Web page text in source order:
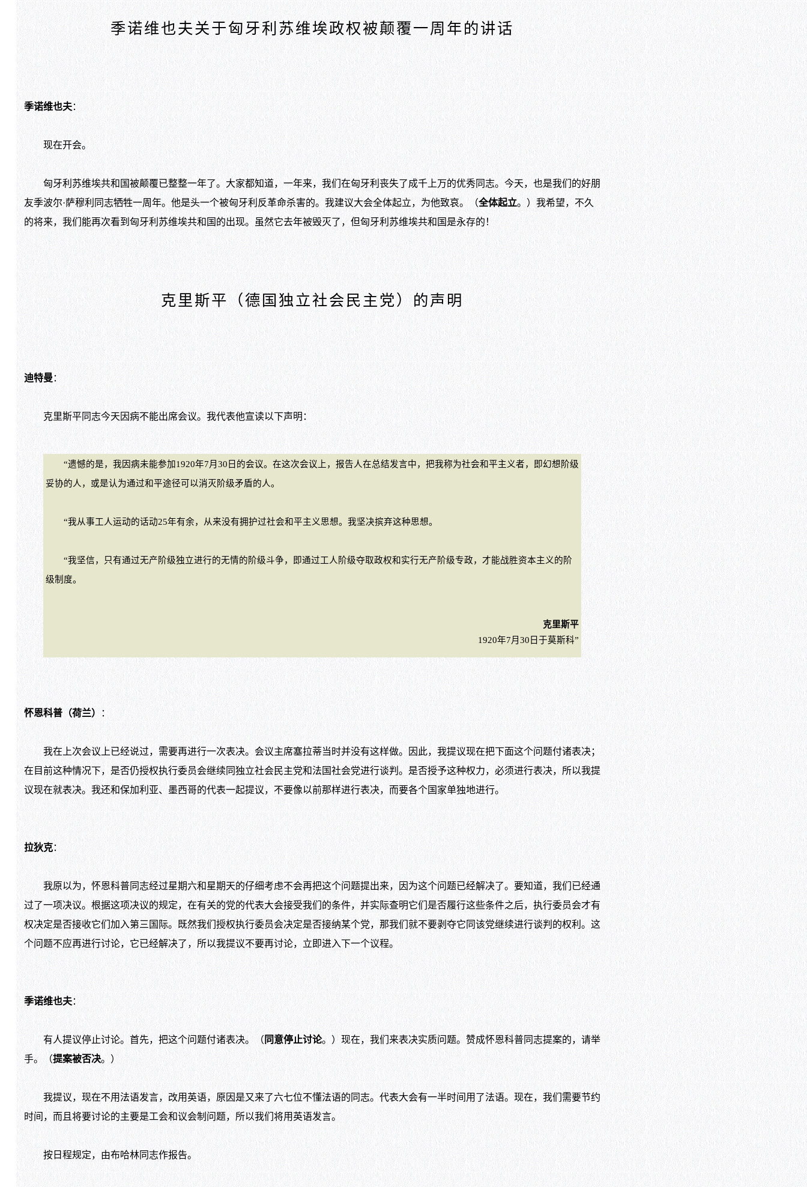
季诺维也夫关于匈牙利苏维埃政权被颠覆一周年的讲话
季诺维也夫：
现在开会。
匈牙利苏维埃共和国被颠覆已整整一年了。大家都知道，一年来，我们在匈牙利丧失了成千上万的优秀同志。今天，也是我们的好朋
友季波尔·萨穆利同志牺牲一周年。他是头一个被匈牙利反革命杀害的。我建议大会全体起立，为他致哀。（全体起立。）我希望，不久
的将来，我们能再次看到匈牙利苏维埃共和国的出现。虽然它去年被毁灭了，但匈牙利苏维埃共和国是永存的！
克里斯平（德国独立社会民主党）的声明
迪特曼：
克里斯平同志今天因病不能出席会议。我代表他宣读以下声明：
“遗憾的是，我因病未能参加1920年7月30日的会议。在这次会议上，报告人在总结发言中，把我称为社会和平主义者，即幻想阶级
妥协的人，或是认为通过和平途径可以消灭阶级矛盾的人。
“我从事工人运动的话动25年有余，从来没有拥护过社会和平主义思想。我坚决摈弃这种思想。
“我坚信，只有通过无产阶级独立进行的无情的阶级斗争，即通过工人阶级夺取政权和实行无产阶级专政，才能战胜资本主义的阶
级制度。
克里斯平
1920年7月30日于莫斯科”
怀恩科普（荷兰） ：
我在上次会议上已经说过，需要再进行一次表决。会议主席塞拉蒂当时并没有这样做。因此，我提议现在把下面这个问题付诸表决；
在目前这种情况下，是否仍授权执行委员会继续同独立社会民主党和法国社会党进行谈判。是否授予这种权力，必须进行表决，所以我提
议现在就表决。我还和保加利亚、墨西哥的代表一起提议，不要像以前那样进行表决，而要各个国家单独地进行。
拉狄克：
我原以为，怀恩科普同志经过星期六和星期天的仔细考虑不会再把这个问题提出来，因为这个问题已经解决了。要知道，我们已经通
过了一项决议。根据这项决议的规定，在有关的党的代表大会接受我们的条件，并实际查明它们是否履行这些条件之后，执行委员会才有
权决定是否接收它们加入第三国际。既然我们授权执行委员会决定是否接纳某个党，那我们就不要剥夺它同该党继续进行谈判的权利。这
个问题不应再进行讨论，它已经解决了，所以我提议不要再讨论，立即进入下一个议程。
季诺维也夫：
有人提议停止讨论。首先，把这个问题付诸表决。（ 同意停止讨论。）现在，我们来表决实质问题。赞成怀恩科普同志提案的，请举
手。（提案被否决。）
我提议，现在不用法语发言，改用英语，原因是又来了六七位不懂法语的同志。代表大会有一半时间用了法语。现在，我们需要节约
时间，而且将要讨论的主要是工会和议会制问题，所以我们将用英语发言。
按日程规定，由布哈林同志作报告。